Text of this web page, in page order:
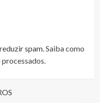
spam. Saiba como
processados